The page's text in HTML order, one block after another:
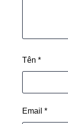
Tên *
Email *